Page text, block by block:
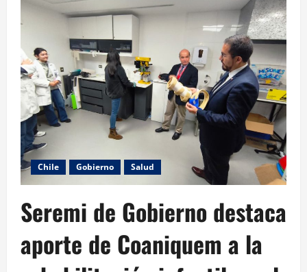
Chile Gobierno Salud
Seremi de Gobierno destaca
aporte de Coaniquem a la